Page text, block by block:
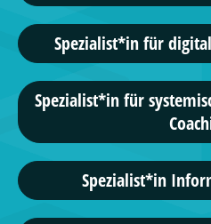
Spezialist*in für
Spezialist*in für
Spezialist*in